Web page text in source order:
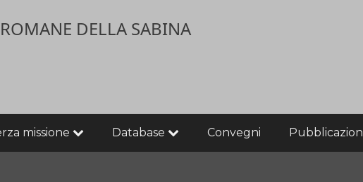
DELLA SABINA
missione Database Convegni